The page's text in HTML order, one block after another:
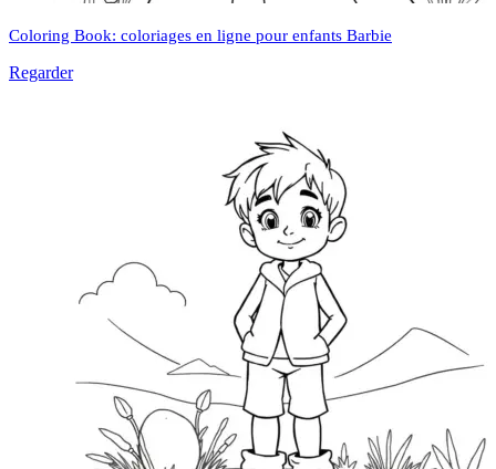
Coloring Book: coloriages en ligne pour enfants Barbie
Regarder